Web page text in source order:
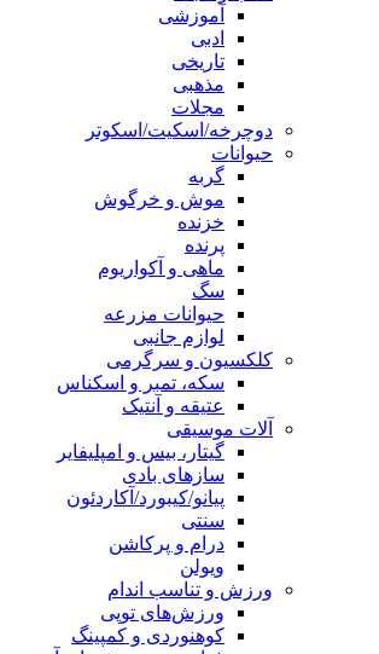
آموزشی
ادبی
تاریخی
مذهبی
مجلات
دوچرخه/اسکیت/اسکوتر
حیوانات
گربه
موش و خرگوش
خزنده
پرنده
ماهی و آکواریوم
سگ
حیوانات مزرعه
لوازم جانبی
کلکسیون و سرگرمی
سکه، تمبر و اسکناس
عتیقه و آنتیک
آلات موسیقی
گیتار، بیس و امپلیفایر
سازهای بادی
پیانو/کیبورد/آکاردئون
سنتی
درام و پرکاشن
ویولن
ورزش و تناسب اندام
ورزش‌های توپی
کوهنوردی و کمپینگ